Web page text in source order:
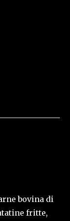
bovina di
fritte,